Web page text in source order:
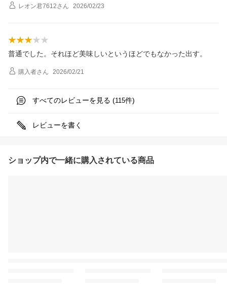
レオン君7612さん 2026/02/23
普通でした。それほど美味しいというほどでもなかった出す。
購入者さん 2026/02/21
すべてのレビューを見る (115件)
レビューを書く
ショップ内で一緒に購入されている商品